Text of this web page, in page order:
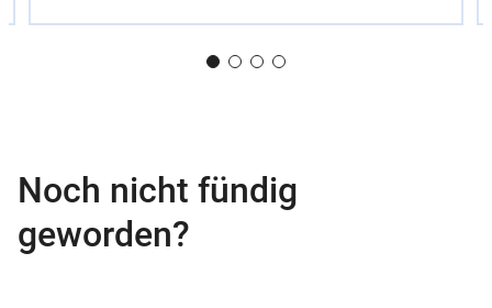
Noch nicht fündig
geworden?